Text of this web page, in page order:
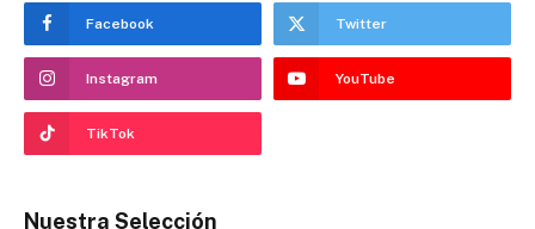
Facebook Twitter
Instagram YouTube
TikTok
Nuestra Selección